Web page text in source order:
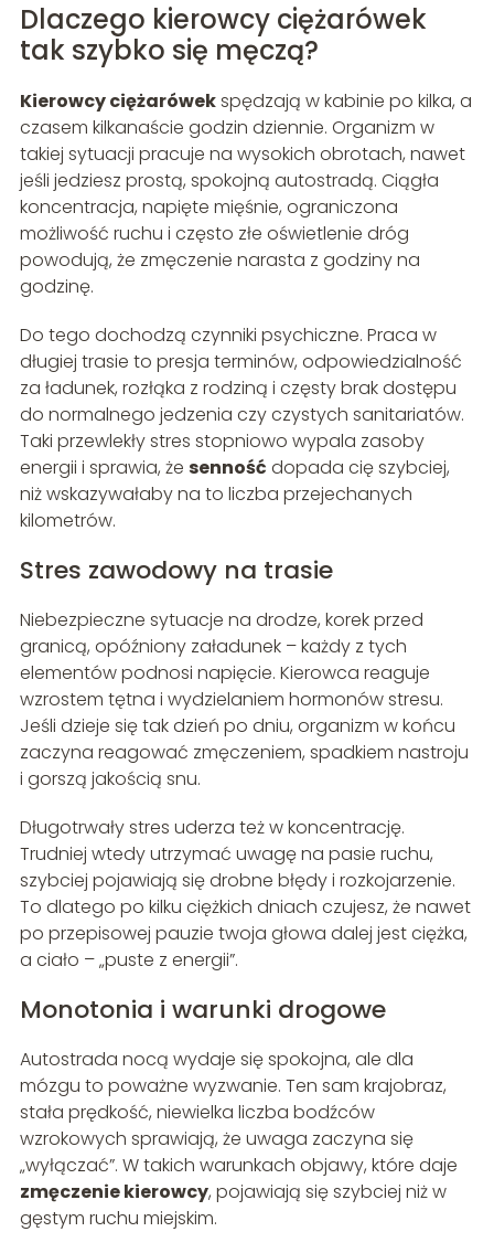
Dlaczego kierowcy ciężarówek
tak szybko się męczą?
Kierowcy ciężarówekspędzają w kabinie po kilka, a
czasem kilkanaście godzin dziennie. Organizm w
takiej sytuacji pracuje na wysokich obrotach, nawet
jeśli jedziesz prostą, spokojną autostradą. Ciągła
koncentracja, napięte mięśnie, ograniczona
możliwość ruchu i często złe oświetlenie dróg
powodują, że zmęczenie narasta z godziny na
godzinę.
Do tego dochodzą czynniki psychiczne. Praca w
długiej trasie to presja terminów, odpowiedzialność
za ładunek, rozłąka z rodziną i częsty brak dostępu
do normalnego jedzenia czy czystych sanitariatów.
Taki przewlekły stres stopniowo wypala zasoby
energii i sprawia, że senność dopada cię szybciej,
niż wskazywałaby na to liczba przejechanych
kilometrów.
Stres zawodowy na trasie
Niebezpieczne sytuacje na drodze, korek przed
granicą, opóźniony załadunek – każdy z tych
elementów podnosi napięcie. Kierowca reaguje
wzrostem tętna i wydzielaniem hormonów stresu.
Jeśli dzieje się tak dzień po dniu, organizm w końcu
zaczyna reagować zmęczeniem, spadkiem nastroju
i gorszą jakością snu.
Długotrwały stres uderza też w koncentrację.
Trudniej wtedy utrzymać uwagę na pasie ruchu,
szybciej pojawiają się drobne błędy i rozkojarzenie.
To dlatego po kilku ciężkich dniach czujesz, że nawet
po przepisowej pauzie twoja głowa dalej jest ciężka,
a ciało – „puste z energii”.
Monotonia i warunki drogowe
Autostrada nocą wydaje się spokojna, ale dla
mózgu to poważne wyzwanie. Ten sam krajobraz,
stała prędkość, niewielka liczba bodźców
wzrokowych sprawiają, że uwaga zaczyna się
„wyłączać”. W takich warunkach objawy, które daje
zmęczenie kierowcy, pojawiają się szybciej niż w
gęstym ruchu miejskim.